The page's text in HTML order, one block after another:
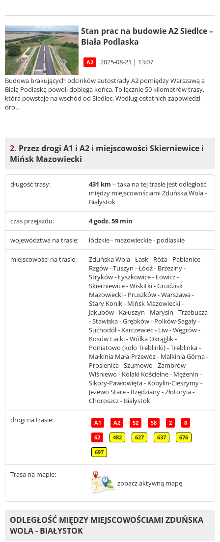
Stan prac na budowie A2 Siedlce –
Biała Podlaska
A2 2025-08-21 | 13:07
Budowa brakujących odcinków autostrady A2 pomiędzy Warszawą a
Białą Podlaską powoli dobiega końca. To łącznie 50 kilometrów trasy,
która powstaje na wschód od Siedlec. Według ostatnich zapowiedzi
dro...
2. Przez drogi A1 i A2 i miejscowości Skierniewice i
Mińsk Mazowiecki
długość trasy: 431 km – taka na tej trasie jest odległość
między miejscowościami Zduńska Wola -
Białystok
czas przejazdu: 4 godz. 59 min
województwa na trasie: łódzkie - mazowieckie - podlaskie
miejscowości na trasie:
Zduńska Wola - Łask - Róża - Pabianice -
Rzgów - Tuszyn - Łódź - Brzeziny -
Stryków - Łyszkowice - Łowicz -
Skierniewice - Wiskitki - Grodzisk
Mazowiecki - Pruszków - Warszawa -
Stary Konik - Mińsk Mazowiecki -
Jakubów - Kałuszyn - Marysin - Trzebucza
- Stawiska - Grębków - Polków-Sagały -
Suchodół - Karczewiec - Liw - Węgrów -
Kosów Lacki - Wólka Okrąglik -
Poniatowo (koło Treblinki) - Treblinka -
Małkinia Mała-Przewóz - Małkinia Górna -
Prosienica - Szumowo - Zambrów -
Wiśniewo - Kołaki Kościelne - Mężenin -
Sikory-Pawłowięta - Kobylin-Cieszymy -
Jeżewo Stare - Rzędziany - Złotoryia -
Choroszcz - Białystok
drogi na trasie: A1 A2 S2 S8 2 8
62 482 627 637 676
697
Trasa na mapie:
zobacz aktywną mapę
ODLEGŁOŚĆ MIĘDZY MIEJSCOWOŚCIAMI ZDUŃSKA
WOLA - BIAŁYSTOK